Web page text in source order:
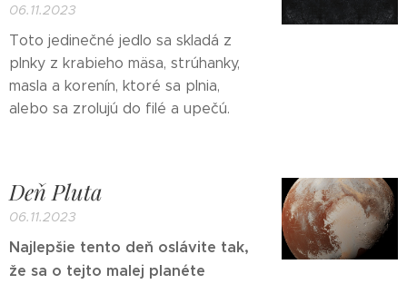
06.11.2023
Toto jedinečné jedlo sa skladá z
plnky z krabieho mäsa, strúhanky,
masla a korenín, ktoré sa plnia,
alebo sa zrolujú do filé a upečú.
Deň Pluta
06.11.2023
Najlepšie tento deň oslávite tak,
že sa o tejto malej planéte